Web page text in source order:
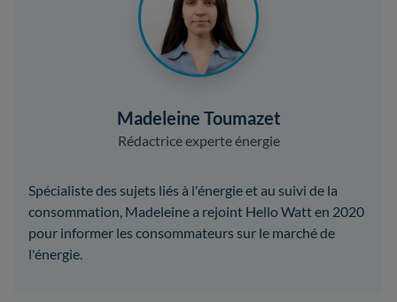
Madeleine Toumazet
Rédactrice experte énergie
Spécialiste des sujets liés à l'énergie et au suivi de la
consommation, Madeleine a rejoint Hello Watt en 2020
pour informer les consommateurs sur le marché de
l'énergie.